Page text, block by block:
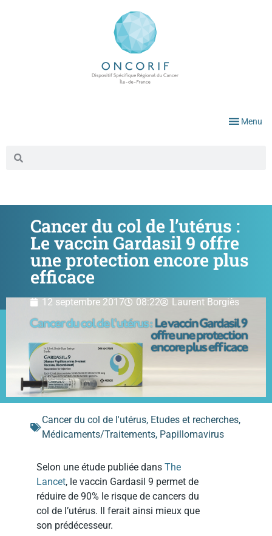
Menu
Cancer du col de l’utérus :
Le vaccin Gardasil 9 offre
une protection encore plus
efficace
12 septembre 2017 08:22 Laurent Borgiès
Cancer du col de l'utérus, Etudes et recherches,
Médicaments/Traitements, Papillomavirus
Selon une étude publiée dans The
Lancet, le vaccin Gardasil 9 permet de
réduire de 90% le risque de cancers du
col de l’utérus. Il ferait ainsi mieux que
son prédécesseur.